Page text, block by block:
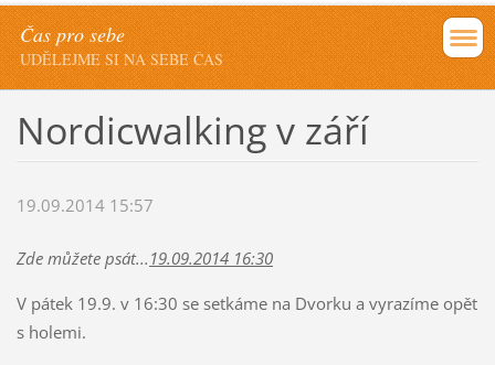
Čas pro sebe
UDĚLEJME SI NA SEBE ČAS
Nordicwalking v září
19.09.2014 15:57
Zde můžete psát... 19.09.2014 16:30
V pátek 19.9. v 16:30 se setkáme na Dvorku a vyrazíme opět
s holemi.